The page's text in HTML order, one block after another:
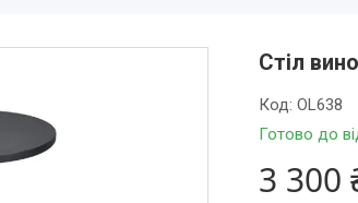
Стіл
Готово до
Код: OL638
3 300